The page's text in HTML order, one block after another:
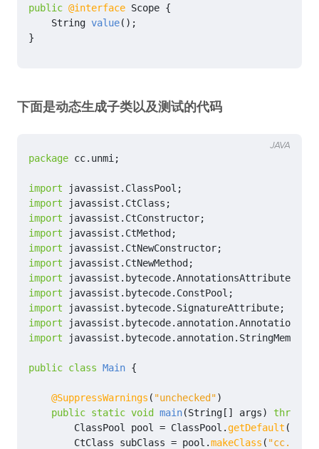
public @interface Scope {
String value();
}
下面是动态生成子类以及测试的代码
package cc.unmi ;
import javassist.ClassPool ;
import
javassist.CtClass ;
import
javassist.CtConstructor;
import
javassist.CtMethod ;
import
javassist.CtNewConstructor;
import
javassist.CtNewMethod ;
import
javassist.bytecode.AnnotationsAttribute
import
javassist.bytecode.ConstPool ;
import
javassist.bytecode.SignatureAttribute;
import
javassist.bytecode.annotation.Annotation
import
public class Main {
@SuppressWarnings ( "unchecked")
public static void main(String [] args) throws
ClassPool
pool = ClassPool .getDefault ();
CtClass
subClass = pool .makeClass (
JAVA